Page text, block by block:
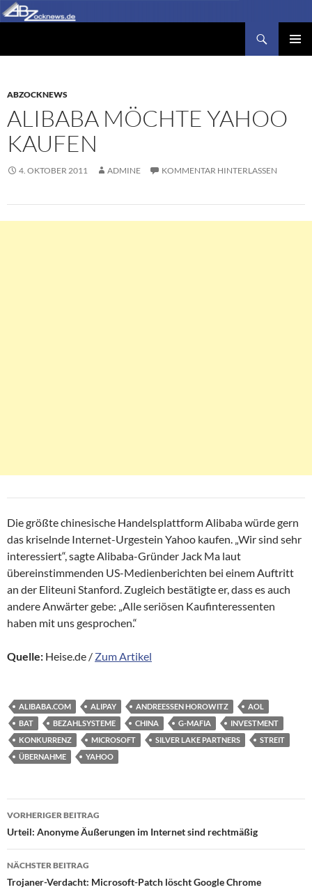
Zum
Inhalt
ABZOCKNEWS
ALIBABA MÖCHTE YAHOO
KAUFEN
4. OKTOBER 2011 ADMINE KOMMENTAR HINTERLASSEN
Die größte chinesische Handelsplattform Alibaba würde gern
das kriselnde Internet-Urgestein Yahoo kaufen. „Wir sind sehr
interessiert“, sagte Alibaba-Gründer Jack Ma laut
übereinstimmenden US-Medienberichten bei einem Auftritt
an der Eliteuni Stanford. Zugleich bestätigte er, dass es auch
andere Anwärter gebe: „Alle seriösen Kaufinteressenten
haben mit uns gesprochen.“
Quelle: Heise.de / Zum Artikel
ALIBABA.COM ALIPAY ANDREESSEN HOROWITZ
AOL
BAT
BEZAHLSYSTEME CHINA G-MAFIA
INVESTMENT
KONKURRENZ
MICROSOFT SILVER LAKE PARTNERS
STREIT
ÜBERNAHME
YAHOO
Beitragsnavigation
VORHERIGER BEITRAG
Urteil: Anonyme Äußerungen im Internet sind rechtmäßig
NÄCHSTER BEITRAG
Trojaner-Verdacht: Microsoft-Patch löscht Google Chrome